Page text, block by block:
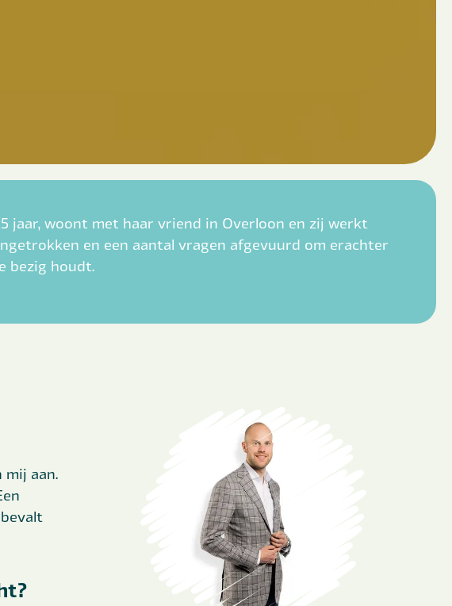
jaar, woont met haar vriend in Overloon en zij werkt
en een aantal vragen afgevuurd om erachter
bezig houdt.
mij aan.